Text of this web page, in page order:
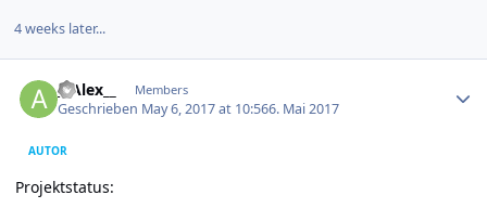
4 weeks later...
__Alex__ Members
Geschrieben May 6, 2017 at 10:566. Mai 2017
AUTOR
Projektstatus: